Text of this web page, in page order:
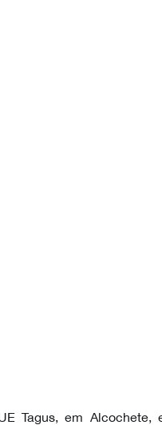
Tagus, em Alcochete,